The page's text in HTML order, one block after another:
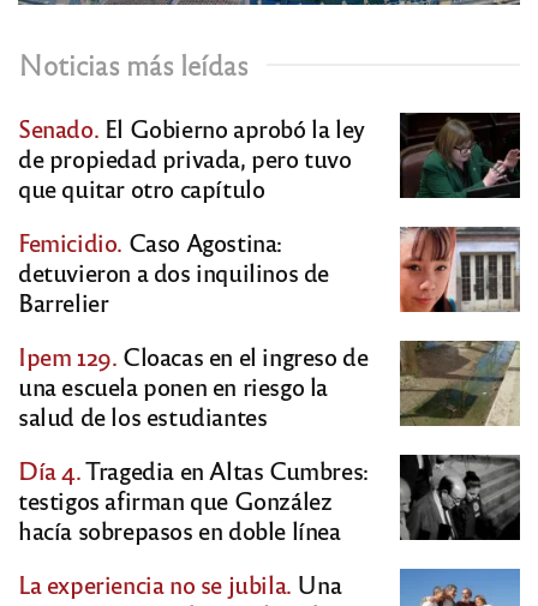
Noticias más leídas
Senado. El Gobierno aprobó la ley
de propiedad privada, pero tuvo
que quitar otro capítulo
Femicidio. Caso Agostina:
detuvieron a dos inquilinos de
Barrelier
Ipem 129. Cloacas en el ingreso de
una escuela ponen en riesgo la
salud de los estudiantes
Día 4.Tragedia en Altas Cumbres:
testigos afirman que González
hacía sobrepasos en doble línea
La experiencia no se jubila. Una